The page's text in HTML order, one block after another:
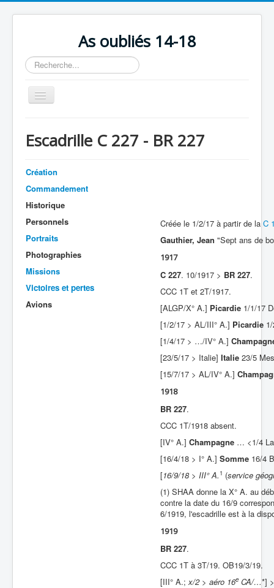
As oubliés 14-18
Rechercher
Basculer
la
Chronologie
Escadrilles
Organisation
Avions
Formation
Doctrines
Batailles
Escadrille C 227 - BR 227
Création
Commandement
Historique
Personnels
Portraits
Photographies
Missions
Victoires et pertes
Avions
Créée le 1/2/17 à partir de la C
Gauthier, Jean "Sept ans de
1917
C 227. 10/1917 > BR 227.
CCC 1T et 2T/1917.
[ALGP/X° A.] Picardie 1/1/17
[1/2/17 > AL/III° A.] Picardie
[1/4/17 > …/IV° A.]
[23/5/17 > Italie] Italie 23/5
[15/7/17 > AL/IV° A.]
1918
BR 227.
CCC 1T/1918 absent.
[IV° A.] Champagne … <1/4
[16/4/18 > I° A.] Somme 16/4
[16/9/18 > III° A. 1 (service
(1) SHAA donne la X° A. au
contre la date du 16/9
6/1919, l'escadrille est à la
1919
BR 227.
CCC 1T à 3T/19. OB19/3/19.
[III° A.; x/2 > aéro 16e CA/…*]